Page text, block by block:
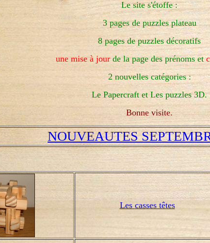
Le site s'étoffe :
3 pages de puzzles plateau
8 pages de puzzles décoratifs
une mise à jourde la page des prénoms et
2 nouvelles catégories :
Le Papercraft et Les puzzles 3D.
Bonne visite.
NOUVEAUTES
Les casses têtes